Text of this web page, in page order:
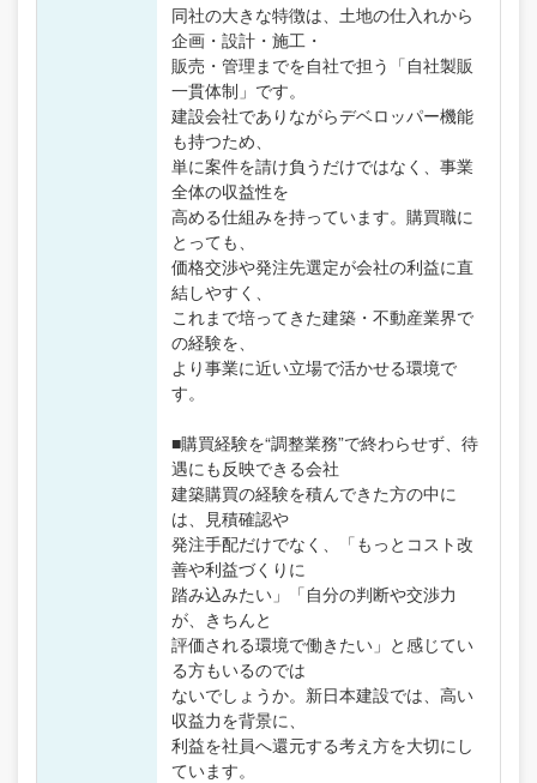
同社の大きな特徴は、土地の仕入れから
企画・設計・施工・
販売・管理までを自社で担う「自社製販
一貫体制」です。
建設会社でありながらデベロッパー機能
も持つため、
単に案件を請け負うだけではなく、事業
全体の収益性を
高める仕組みを持っています。購買職に
とっても、
価格交渉や発注先選定が会社の利益に直
結しやすく、
これまで培ってきた建築・不動産業界で
の経験を、
より事業に近い立場で活かせる環境で
す。
■購買経験を“調整業務”で終わらせず、待
遇にも反映できる会社
建築購買の経験を積んできた方の中に
は、見積確認や
発注手配だけでなく、「もっとコスト改
善や利益づくりに
踏み込みたい」「自分の判断や交渉力
が、きちんと
評価される環境で働きたい」と感じてい
る方もいるのでは
ないでしょうか。新日本建設では、高い
収益力を背景に、
利益を社員へ還元する考え方を大切にし
ています。